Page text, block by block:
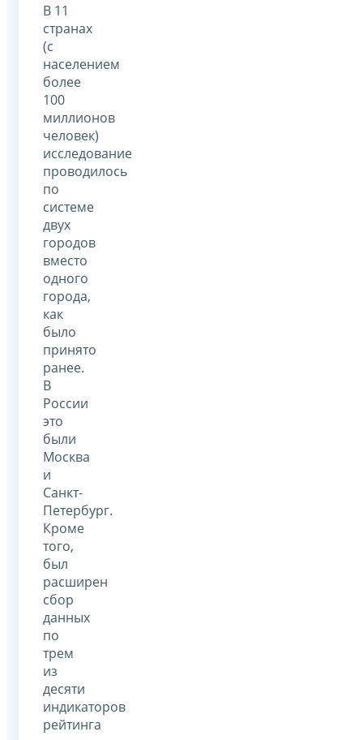
В 11
странах
(с
населением
более
100
миллионов
человек)
исследование
проводилось
по
системе
двух
городов
вместо
одного
города,
как
было
принято
ранее.
В
России
это
были
Москва
и
Санкт-
Петербург.
Кроме
того,
был
расширен
сбор
данных
по
трем
из
десяти
индикаторов
рейтинга